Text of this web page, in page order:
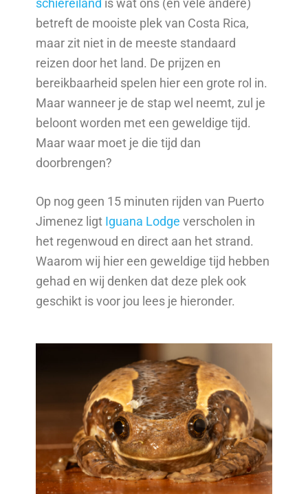
schiereiland is wat ons (en vele andere)
betreft de mooiste plek van Costa Rica,
maar zit niet in de meeste standaard
reizen door het land. De prijzen en
bereikbaarheid spelen hier een grote rol in.
Maar wanneer je de stap wel neemt, zul je
beloont worden met een geweldige tijd.
Maar waar moet je die tijd dan
doorbrengen?
Op nog geen 15 minuten rijden van Puerto
Jimenez ligt Iguana Lodge verscholen in
het regenwoud en direct aan het strand.
Waarom wij hier een geweldige tijd hebben
gehad en wij denken dat deze plek ook
geschikt is voor jou lees je hieronder.